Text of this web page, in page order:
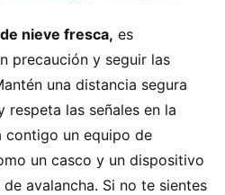
nieve fresca, es
precaución y seguir las
una distancia segura
las señales en la
contigo un equipo de
un casco y un dispositivo
avalancha. Si no te sientes